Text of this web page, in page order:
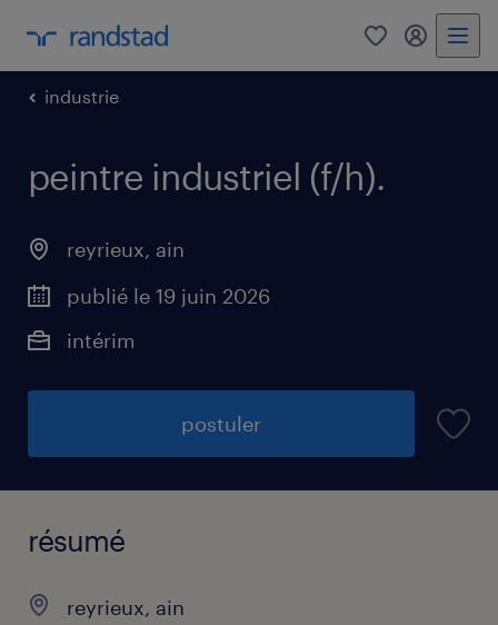
0 mon
industrie
peintre industriel (f/h).
reyrieux, ain
publié le 19 juin 2026
intérim
postuler
résumé
reyrieux, ain